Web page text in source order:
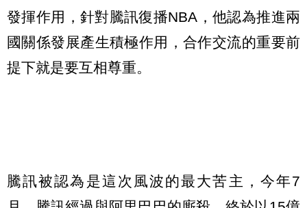
發揮作用，針對騰訊復播NBA，他認為推進兩
國關係發展產生積極作用，合作交流的重要前
提下就是要互相尊重。
騰訊被認為是這次風波的最大苦主，今年7